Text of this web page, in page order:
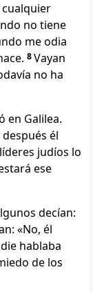
no tiene
me odia
8Vayan
no ha
en Galilea.
él
judíos lo
ese
decían:
«No, él
hablaba
de los